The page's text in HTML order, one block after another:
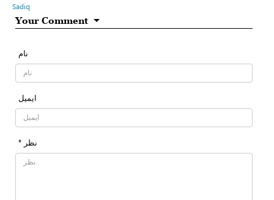
Sadiq
Your Comment
نام
ایمیل
* نظر